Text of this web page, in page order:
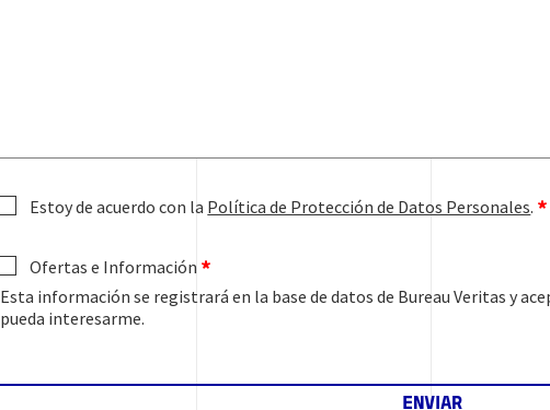
Estoy de acuerdo con la Política de Protección de Datos Personales.
Ofertas e Información
Esta información se registrará en la base de datos de Bureau Veritas y
pueda interesarme.